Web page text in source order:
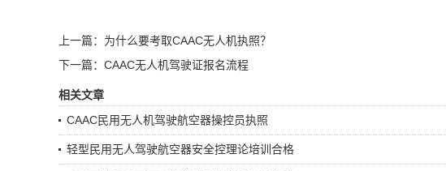
上一篇：为什么要考取CAAC无人机执照？
下一篇：CAAC无人机驾驶证报名流程
相关文章
CAAC民用无人机驾驶航空器操控员执照
轻型民用无人驾驶航空器安全控理论培训合格